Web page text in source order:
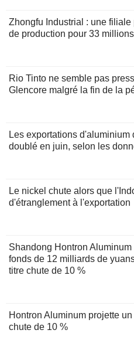
Zhongfu Industrial : une
de production pour 33
Rio Tinto ne semble pas
Glencore malgré la fin de la
Les exportations
doublé en juin, selon les
Le nickel chute alors que
d'étranglement à l'exportation
Shandong Hontron
fonds de 12 milliards de
titre chute de 10 %
Hontron Aluminum projette
chute de 10 %